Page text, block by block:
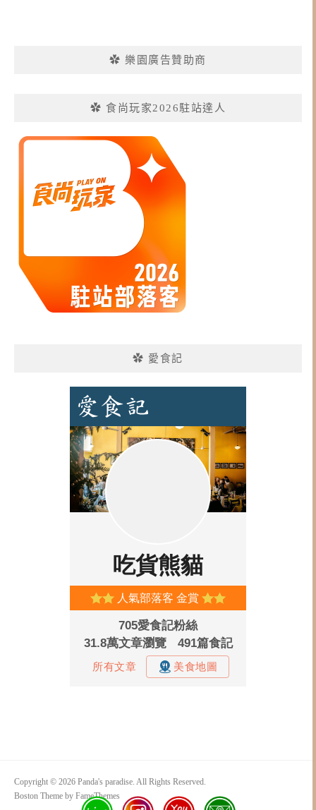
✿ 樂園廣告贊助商
✿ 食尚玩家2026駐站達人
✿ 愛食記
Copyright © 2026 Panda's paradise. All Rights Reserved.
Boston Theme by FameThemes